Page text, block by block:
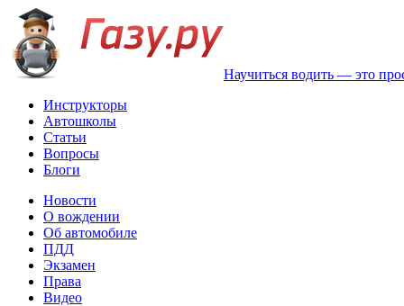
Научиться водить — это
Инструкторы
Автошколы
Статьи
Вопросы
Блоги
Новости
О вождении
Об автомобиле
ПДД
Экзамен
Права
Видео